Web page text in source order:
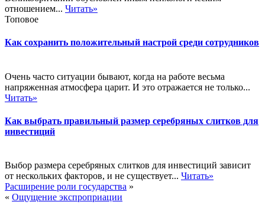
отношением... Читать»
Топовое
Как сохранить положительный настрой среди сотрудников
Очень часто ситуации бывают, когда на работе весьма
напряженная атмосфера царит. И это отражается не только...
Читать»
Как выбрать правильный размер серебряных слитков для
инвестиций
Выбор размера серебряных слитков для инвестиций зависит
от нескольких факторов, и не существует... Читать»
Расширение роли государства »
« Ощущение экспроприации